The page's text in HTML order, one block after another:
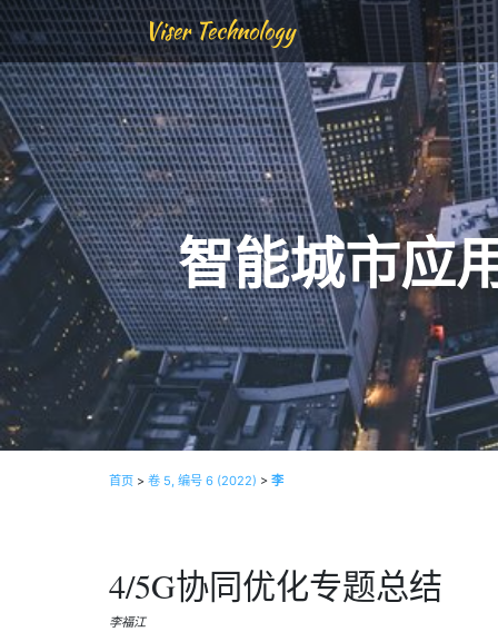
Viser Technology
智能城市应
首页 > 卷 5, 编号 6 (2022) > 李
4/5G协同优化专题总结
李福江